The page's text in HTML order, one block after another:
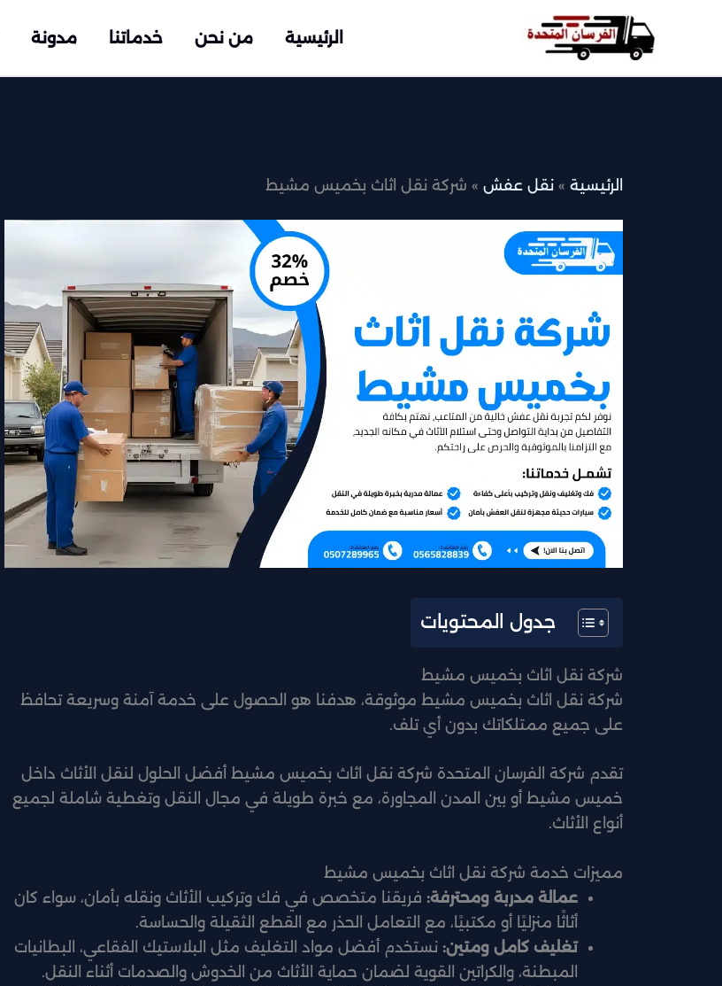
الرئيسية من نحن خدماتنا مدونة
الرئيسية نقل عفش شركة نقل اثاث بخميس مشيط
جدول المحتويات
شركة نقل اثاث بخميس مشيط
شركة نقل اثاث بخميس مشيط موثوقة، هدفنا هو الحصول على خدمة آمنة وسريعة تحافظ
على جميع ممتلكاتك بدون أي تلف.
تقدم شركة الفرسان المتحدة شركة نقل اثاث بخميس مشيط أفضل الحلول لنقل الأثاث داخل
خميس مشيط أو بين المدن المجاورة، مع خبرة طويلة في مجال النقل وتغطية شاملة لجميع
أنواع الأثاث.
مميزات خدمة شركة نقل اثاث بخميس مشيط
عمالة مدربة ومحترفة: فريقنا متخصص في فك وتركيب الأثاث ونقله بأمان، سواء كان
أثاثًا منزليًا أو مكتبيًا، مع التعامل الحذر مع القطع الثقيلة والحساسة.
تغليف كامل ومتين: نستخدم أفضل مواد التغليف مثل البلاستيك الفقاعي، البطانيات
المبطنة، والكراتين القوية لضمان حماية الأثاث من الخدوش والصدمات أثناء النقل.